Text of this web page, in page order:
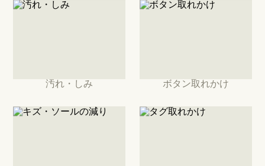
汚れ・しみ ボタン取れかけ